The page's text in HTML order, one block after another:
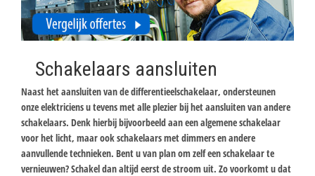
Schakelaars aansluiten
Naast het aansluiten van de differentieelschakelaar, ondersteunen
onze elektriciens u tevens met alle plezier bij het aansluiten van andere
schakelaars. Denk hierbij bijvoorbeeld aan een algemene schakelaar
voor het licht, maar ook schakelaars met dimmers en andere
aanvullende technieken. Bent u van plan om zelf een schakelaar te
vernieuwen? Schakel dan altijd eerst de stroom uit. Zo voorkomt u dat